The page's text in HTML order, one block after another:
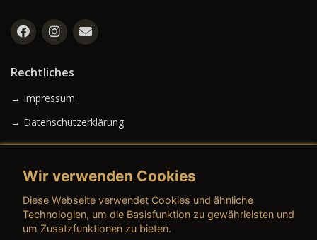
Rechtliches
→ Impressum
→ Datenschutzerklärung
→ AGB (Gebrauchtwagen)
Wir verwenden Cookies
Diese Webseite verwendet Cookies und ähnliche
Technologien, um die Basisfunktion zu gewährleisten und
um Zusatzfunktionen zu bieten.